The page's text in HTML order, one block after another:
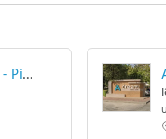
V Compound Ratchaphruek - Pinklao